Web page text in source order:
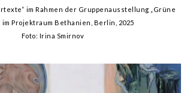
im Rahmen der Gruppenausstellung „Grüne
im Projektraum Bethanien, Berlin, 2025
Foto: Irina Smirnov